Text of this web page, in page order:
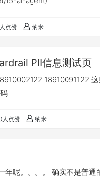
点赞 纳米
PII信息测试页
18910091122 这
人点赞 纳米
年呢。。。。 确实不是普通